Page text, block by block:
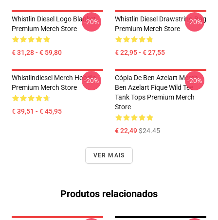
Whistlin Diesel Logo Blanket
Premium Merch Store
€ 31,28 - € 59,80
-20%
Whistlin Diesel Drawstring Bag
Premium Merch Store
€ 22,95 - € 27,55
-20%
Whistlindiesel Merch Hoodie
Premium Merch Store
€ 39,51 - € 45,95
-20%
Cópia De Ben Azelart Merch
Ben Azelart Fique Wild Tee
Tank Tops Premium Merch
Store
€ 22,49$24.45
-20%
VER MAIS
Produtos relacionados